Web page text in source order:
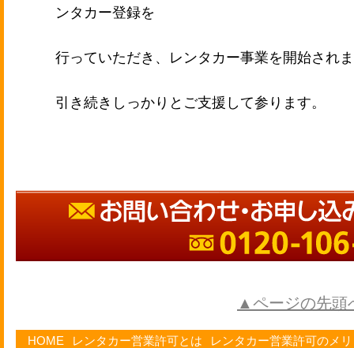
ンタカー登録を
行っていただき、レンタカー事業を開始され
引き続きしっかりとご支援して参ります。
▲ページの先頭
HOME レンタカー営業許可とは
レンタカー営業許可のメ